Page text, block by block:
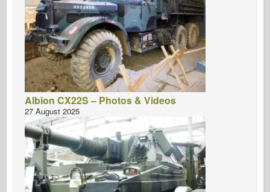
Albion CX22S – Photos & Videos
27 August 2025